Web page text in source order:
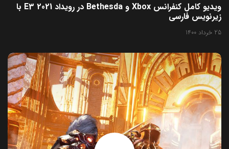
ویدیو کامل کنفرانس Xbox و Bethesda در رویداد E3 2021 با
زیرنویس فارسی
25 خرداد 1400